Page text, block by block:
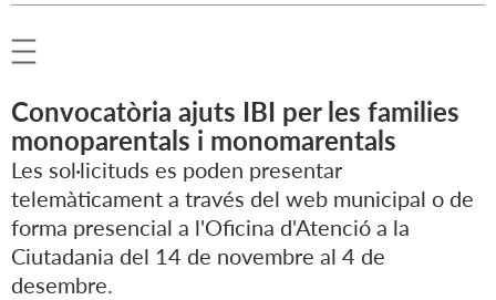
Convocatòria ajuts IBI per les families
monoparentals i monomarentals
Les sol·licituds es poden presentar
telemàticament a través del web municipal o de
forma presencial a l'Oficina d'Atenció a la
Ciutadania del 14 de novembre al 4 de
desembre.